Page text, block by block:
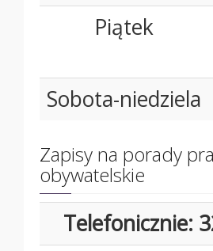
Piątek
Sobota-niedziela
Zapisy na porady
obywatelskie
Telefonicznie: